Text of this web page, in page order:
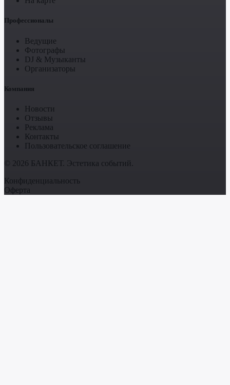
Профессионалы
Ведущие
Фотографы
DJ & Музыканты
Организаторы
Компания
Новости
Отзывы
Реклама
Контакты
Пользовательское соглашение
© 2026 БАНКЕТ. Эстетика событий.
Конфиденциальность
Оферта